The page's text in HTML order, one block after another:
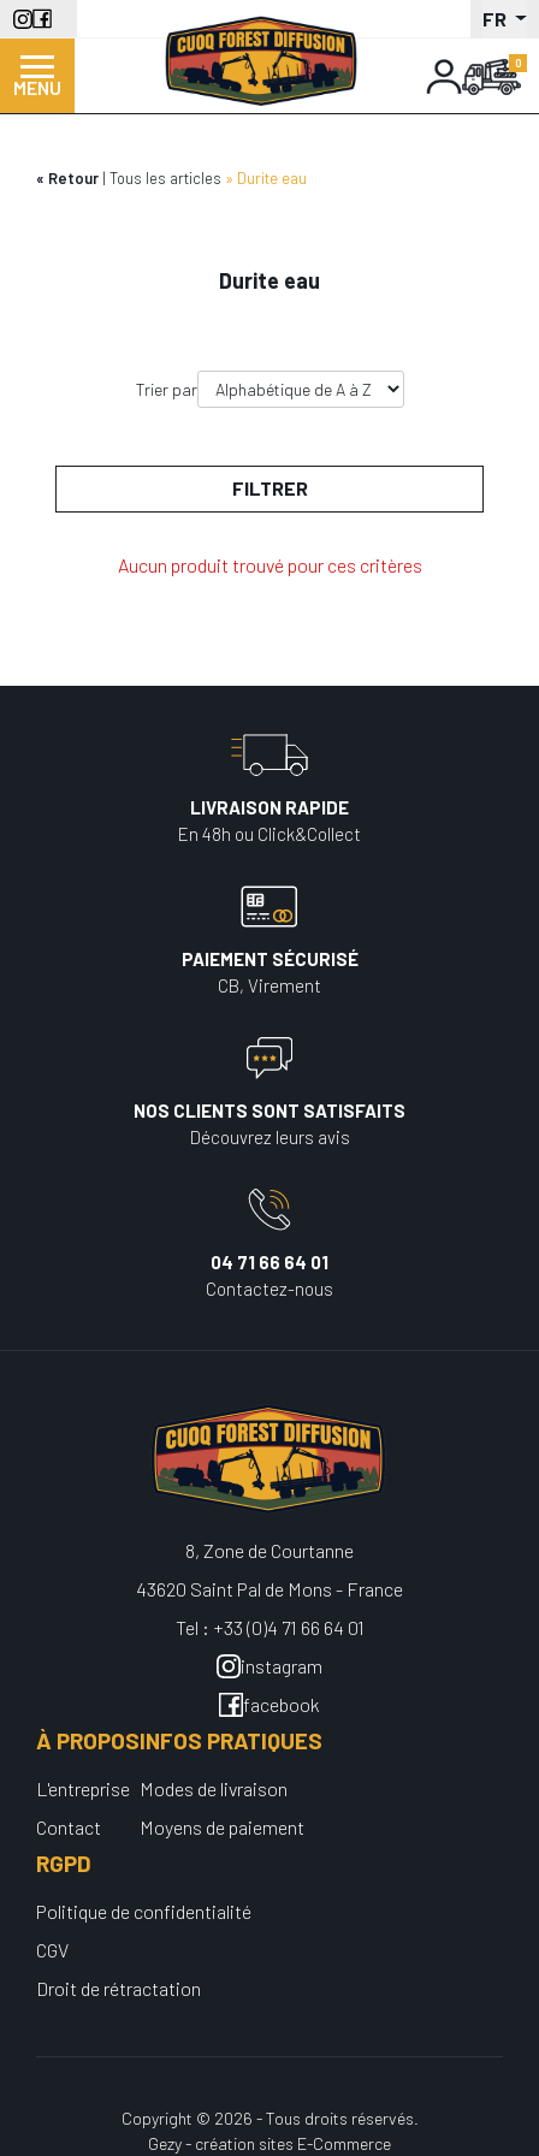
Aller
au
contenu
principal
FR
MENU
Retour Tous les articles Durite eau
Durite eau
Trier par
FILTRER
Aucun produit trouvé pour ces critères
LIVRAISON RAPIDE
En 48h ou Click&Collect
PAIEMENT SÉCURISÉ
CB, Virement
NOS CLIENTS SONT SATISFAITS
Découvrez leurs avis
04 71 66 64 01
Contactez-nous
8, Zone de Courtanne
43620 Saint Pal de Mons - France
Tel : +33 (0)4 71 66 64 01
instagram
facebook
À PROPOS
L'entreprise
Contact
INFOS PRATIQUES
Modes de livraison
Moyens de paiement
RGPD
Politique de confidentialité
CGV
Droit de rétractation
Copyright © 2026 - Tous droits réservés.
Gezy - création sites E-Commerce